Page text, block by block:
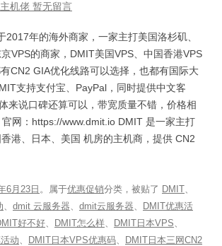
主机佬 暂无留言
2017年的海外商家，一家主打美国洛杉矶、
VPS的商家，DMIT美国VPS、中国香港VPS
CN2 GIA优化线路可以选择，也都有国际大
支持支付宝、PayPal，同时提供中文客
来说口碑还算可以，带宽质量不错，价格相
网：https://www.dmit.io DMIT 是一家主打
港、日本、美国 机房的主机商，提供 CN2
6月23日 。属于优惠促销分类，被贴了 DMIT、
、 dmit 云服务器、 dmit云服务器、
DMIT优惠活
好不好、 DMIT怎么样、 DMIT日本VPS、
动、 DMIT日本VPS优惠码、
DMIT日本三网CN2